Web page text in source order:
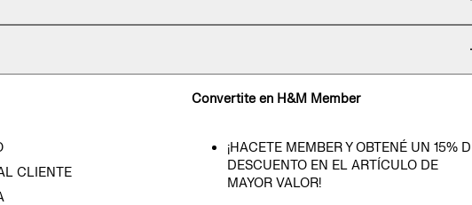
CLIENTE
Convertite en H&M Member
¡HACETE MEMBER Y OBTENÉ UN 15%
DESCUENTO EN EL ARTÍCULO DE
MAYOR VALOR!